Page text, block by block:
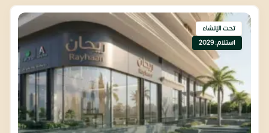
تحت الإنشاء
استلام: 2029